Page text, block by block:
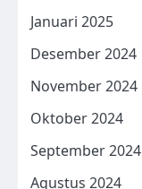
Januari 2025
Desember 2024
November 2024
Oktober 2024
September 2024
Agustus 2024